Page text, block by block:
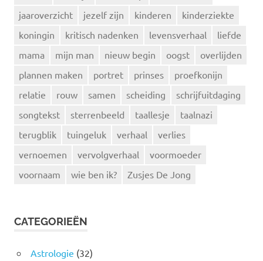
jaaroverzicht
jezelf zijn kinderen
kinderziekte
koningin
kritisch nadenken levensverhaal
liefde
mama
mijn man nieuw begin oogst
overlijden
plannen maken
portret prinses
proefkonijn
relatie
rouw samen scheiding
schrijfuitdaging
songtekst
sterrenbeeld taallesje
taalnazi
terugblik
tuingeluk verhaal
verlies
vernoemen
vervolgverhaal
voormoeder
voornaam
wie ben ik? Zusjes De Jong
CATEGORIEËN
Astrologie (32)